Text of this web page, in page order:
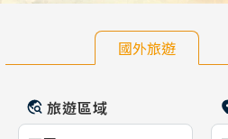
國外旅遊
旅遊區域